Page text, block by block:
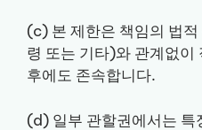
(c) 본 제한은 책임의 법
령 또는 기타)와 관계없이
후에도 존속합니다.
(d) 일부 관할권에서는 특